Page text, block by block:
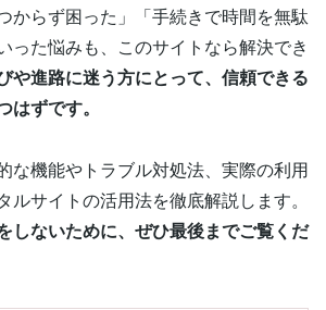
からず困った」「手続きで時間を無駄
った悩みも、このサイトなら解決でき
や進路に迷う方にとって、信頼できる
はずです。
な機能やトラブル対処法、実際の利用
ルサイトの活用法を徹底解説します。
しないために、ぜひ最後までご覧くだ